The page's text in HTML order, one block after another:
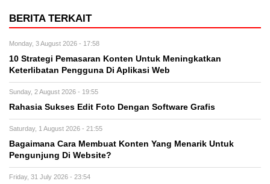
BERITA TERKAIT
Monday, 3 August 2026 - 17:58
10 Strategi Pemasaran Konten Untuk Meningkatkan
Keterlibatan Pengguna Di Aplikasi Web
Sunday, 2 August 2026 - 19:55
Rahasia Sukses Edit Foto Dengan Software Grafis
Saturday, 1 August 2026 - 21:55
Bagaimana Cara Membuat Konten Yang Menarik Untuk
Pengunjung Di Website?
Friday, 31 July 2026 - 23:54